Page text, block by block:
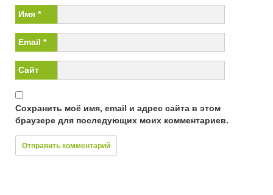
Имя *
Email *
Сайт
Сохранить моё имя, email и адрес сайта в этом
браузере для последующих моих комментариев.